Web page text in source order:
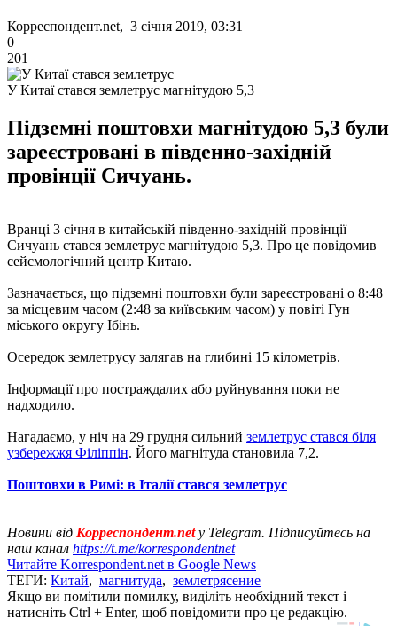
Корреспондент.net, 3 січня 2019, 03:31
0
201
У Китаї стався землетрус магнітудою 5,3
Підземні поштовхи магнітудою 5,3 були
зареєстровані в південно-західній
провінції Сичуань.
Вранці 3 січня в китайській південно-західній провінції
Сичуань стався землетрус магнітудою 5,3. Про це повідомив
сейсмологічний центр Китаю.
Зазначається, що підземні поштовхи були зареєстровані о 8:48
за місцевим часом (2:48 за київським часом) у повіті Гун
міського округу Ібінь.
Осередок землетрусу залягав на глибині 15 кілометрів.
Інформації про постраждалих або руйнування поки не
надходило.
Нагадаємо, у ніч на 29 грудня сильний землетрус стався біля
узбережжя Філіппін. Його магнітуда становила 7,2.
Поштовхи в Римі: в Італії стався землетрус
Новини від Корреспондент.netу Telegram. Підписуйтесь на
наш канал https://t.me/korrespondentnet
Читайте Korrespondent.net в Google News
ТЕГИ: Китай, магнитуда, землетрясение
Якщо ви помітили помилку, виділіть необхідний текст і
натисніть Ctrl + Enter, щоб повідомити про це редакцію.